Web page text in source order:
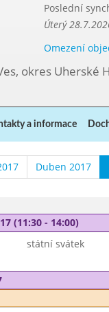
Poslední
Úterý
Omezení
okres Uherské
a informace
Duben 2017
(11:30 - 14:00)
státní svátek